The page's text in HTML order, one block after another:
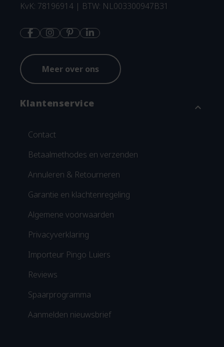
KvK: 78196914 | BTW: NL003300947B31
Meer over ons
Klantenservice expand_more
Contact
Betaalmethodes en verzenden
Annuleren & Retourneren
Garantie en klachtenregeling
Algemene voorwaarden
Privacyverklaring
Importeur Pingo Luiers
Reviews
Spaarprogramma
Aanmelden nieuwsbrief